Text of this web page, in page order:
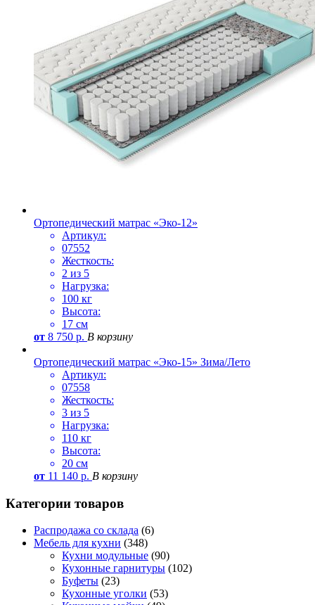
Ортопедический матрас «Эко-12»
Артикул:
07552
Жесткость:
2 из 5
Нагрузка:
100 кг
Высота:
17 см
от 8 750 р. В корзину
Ортопедический матрас «Эко-15» Зима/Лето
Артикул:
07558
Жесткость:
3 из 5
Нагрузка:
110 кг
Высота:
20 см
от 11 140 р. В корзину
Категории товаров
Распродажа со склада (6)
Мебель для кухни (348)
Кухни модульные (90)
Кухонные гарнитуры (102)
Буфеты (23)
Кухонные уголки (53)